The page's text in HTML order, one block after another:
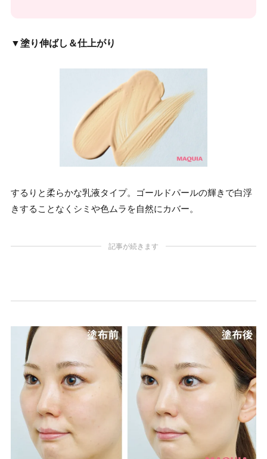
▼塗り伸ばし＆仕上がり
するりと柔らかな乳液タイプ。ゴールドパールの輝きで白浮
きすることなくシミや色ムラを自然にカバー。
記事が続きます